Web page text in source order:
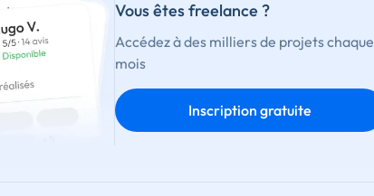
Vous êtes freelance ?
Accédez à des milliers de projets chaque
mois
Inscription gratuite